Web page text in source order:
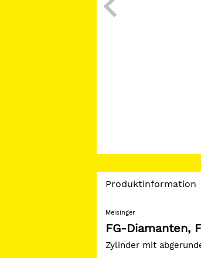
Current
Produktinformation
Meisinger
FG-Diamanten,
Zylinder mit